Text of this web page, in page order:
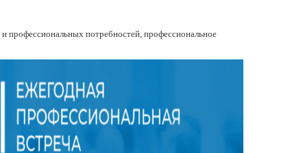
профессиональных потребностей, профессиональное